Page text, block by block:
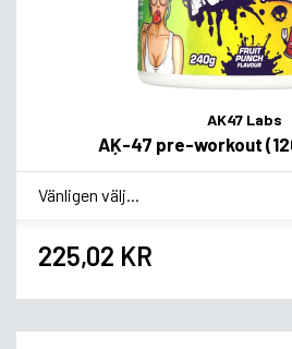
AK47 Labs
AĶ-47 pre-workout
* Smagsvariant
225,02 KR